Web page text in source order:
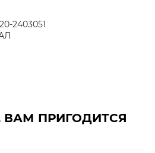
2403051
ПРИГОДИТСЯ